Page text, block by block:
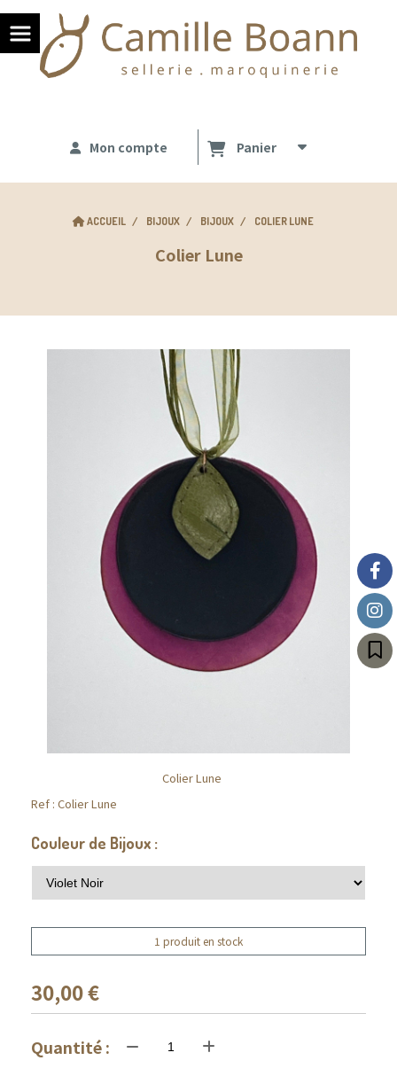
Mon compte Panier
ACCUEIL BIJOUX BIJOUX COLIER LUNE
Colier Lune
Colier Lune
Ref : Colier Lune
Couleur de Bijoux :
1 produit en stock
30,00€
Quantité :